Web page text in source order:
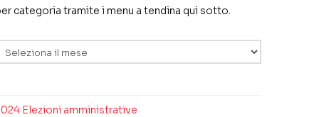
categoria tramite i menu a tendina qui sotto.
Elezioni amministrative